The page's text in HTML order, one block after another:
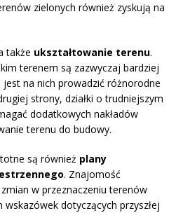
zielonych również zyskują na
także ukształtowanie terenu.
terenem są zazwyczaj bardziej
na nich prowadzić różnorodne
strony, działki o trudniejszym
dodatkowych nakładów
terenu do budowy.
są również plany
. Znajomość
w przeznaczeniu terenów
dotyczących przyszłej